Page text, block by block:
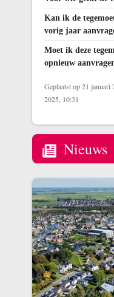
Kan ik de
vorig jaar
Moet ik deze
opnieuw
Geplaatst op 21 januari
2025, 10:31
Nieuws